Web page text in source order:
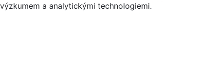
výzkumem a analytickými technologiemi.